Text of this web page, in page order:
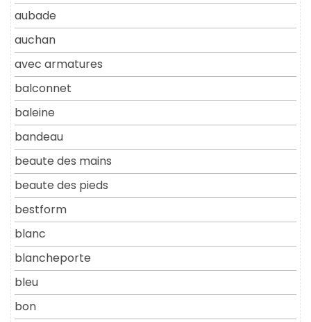
aubade
auchan
avec armatures
balconnet
baleine
bandeau
beaute des mains
beaute des pieds
bestform
blanc
blancheporte
bleu
bon